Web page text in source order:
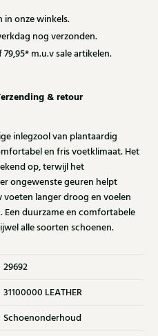
in onze winkels.
nog verzonden.
79,95* m.u.v sale artikelen.
& retour
inlegzool van plantaardig
en fris voetklimaat. Het
op, terwijl het
ongewenste geuren helpt
langer droog en voelen
Een duurzame en comfortabele
alle soorten schoenen.
29692
31100000 LEATHER
Schoenonderhoud